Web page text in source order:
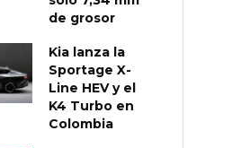
de grosor
Kia lanza la
Sportage X-
Line HEV y el
K4 Turbo en
Colombia